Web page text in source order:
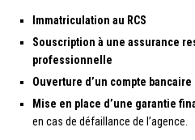
Immatriculation au RCS
Souscription à une assurance
professionnelle
Ouverture d’un compte
Mise en place d’une garantie
en cas de défaillance de l’agence.